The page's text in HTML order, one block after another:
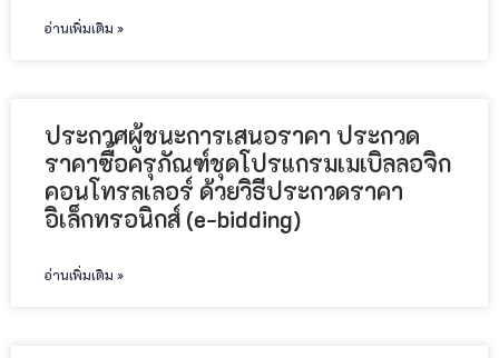
อ่านเพิ่มเติม »
ประกาศผู้ชนะการเสนอราคา ประกวด
ราคาซื้อครุภัณฑ์ชุดโปรแกรมเมเบิลลอจิก
คอนโทรลเลอร์ ด้วยวิธีประกวดราคา
อิเล็กทรอนิกส์ (e-bidding)
อ่านเพิ่มเติม »